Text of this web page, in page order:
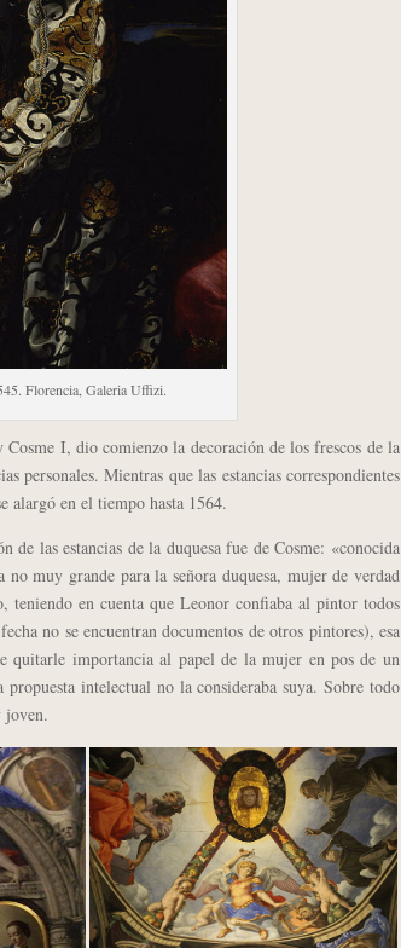
Florencia, Galeria Uffizi.
I, dio comienzo la decoración de los frescos de la
personales. Mientras que las estancias correspondientes
alargó en el tiempo hasta 1564.
las estancias de la duquesa fue de Cosme: «conocida
muy grande para la señora duquesa, mujer de verdad
teniendo en cuenta que Leonor confiaba al pintor todos
no se encuentran documentos de otros pintores), esa
quitarle importancia al papel de la mujer en pos de un
intelectual no la consideraba suya. Sobre todo
joven.